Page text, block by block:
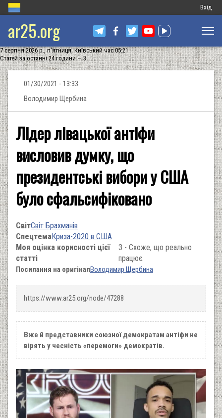
Меню
запису
Вхід
ar25.org
7 серпня 2026 р., п'ятниця, Київський час 05:21
Статей за останні 24 години — 3
01/30/2021 - 13:33
Володимир Щербина
Лідер лівацької антіфи
висловив думку, що
президентські вибори у США
було сфальсифіковано
СвітСвіт Брахманів
СпецтемаКриза-2020 в США
Моя оцінка корисності цієї
статті
3 - Схоже, що реально
працює.
Посилання на оригіналВолодимир Щербина
https://www.ar25.org/node/47288
Вже й представники союзної демократам антіфи не
вірять у чесність «перемоги» демократів.